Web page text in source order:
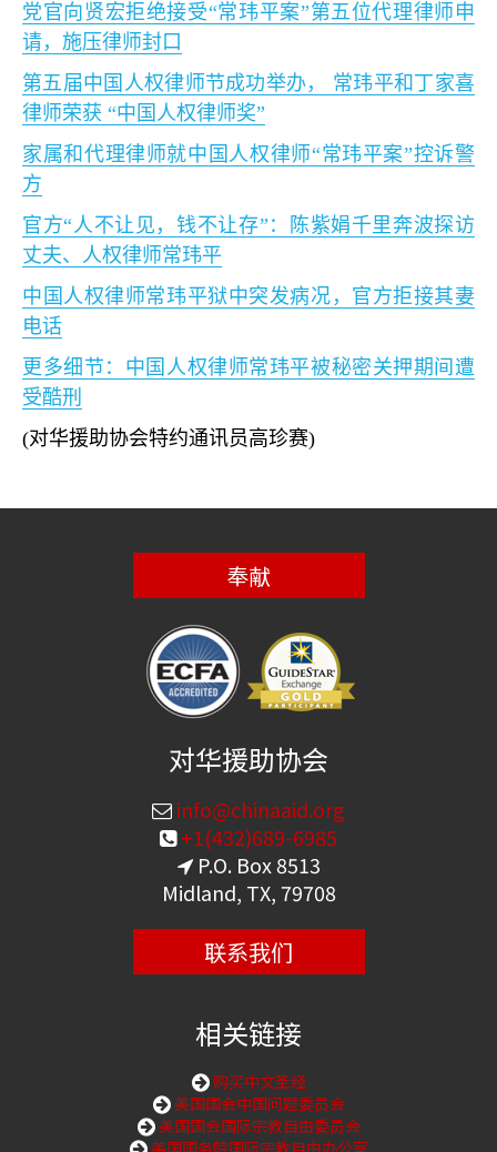
党官向贤宏拒绝接受“常玮平案”第五位代理律师申
请，施压律师封口
第五届中国人权律师节成功举办， 常玮平和丁家喜
律师荣获 “中国人权律师奖”
家属和代理律师就中国人权律师“常玮平案”控诉警
方
官方“人不让见，钱不让存” ：陈紫娟千里奔波探访
丈夫、人权律师常玮平
中国人权律师常玮平狱中突发病况，官方拒接其妻
电话
更多细节：中国人权律师常玮平被秘密关押期间遭
受酷刑
(对华援助协会特约通讯员高珍赛)
奉献
对华援助协会
info@chinaaid.org
+1(432)689-6985
P.O. Box 8513
Midland, TX, 79708
联系我们
相关链接
购买中文圣经
美国国会中国问题委员会
美国国会国际宗教自由委员会
美国国务院国际宗教自由办公室